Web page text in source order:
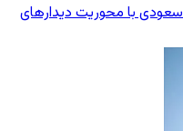
با محوریت دیدارهای